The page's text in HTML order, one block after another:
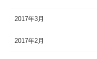
2017年3月
2017年2月